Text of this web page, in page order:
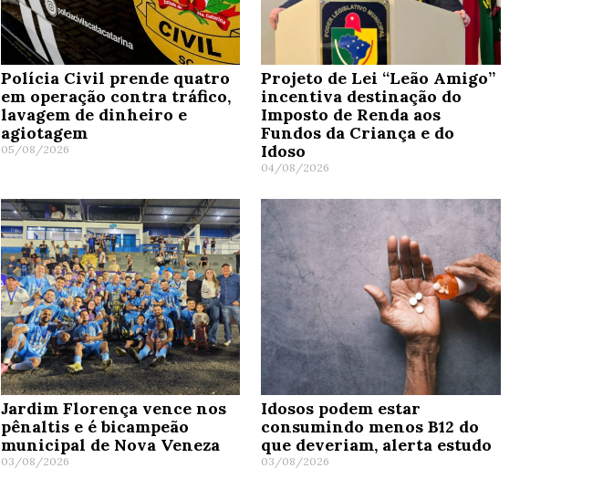
Polícia Civil prende quatro
em operação contra tráfico,
lavagem de dinheiro e
agiotagem
05/08/2026
Projeto de Lei “Leão Amigo”
incentiva destinação do
Imposto de Renda aos
Fundos da Criança e do
Idoso
04/08/2026
Jardim Florença vence nos
pênaltis e é bicampeão
municipal de Nova Veneza
03/08/2026
Idosos podem estar
consumindo menos B12 do
que deveriam, alerta estudo
03/08/2026